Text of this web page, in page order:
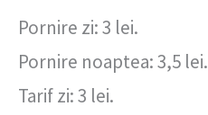
Pornire zi: 3 lei.
Pornire noaptea: 3,5 lei.
Tarif zi: 3 lei.